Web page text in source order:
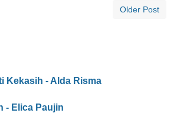
Older Post
Kekasih - Alda Risma
- Elica Paujin